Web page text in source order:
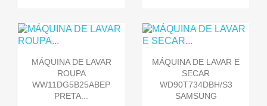
MÁQUINA DE LAVAR
ROUPA
WW11DG5B25ABEP
PRETA...
MÁQUINA DE LAVAR E
SECAR
WD90T734DBH/S3
SAMSUNG